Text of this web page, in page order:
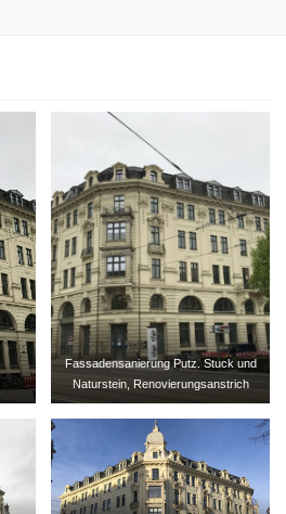
Fassadensanierung Putz. Stuck und
Naturstein, Renovierungsanstrich